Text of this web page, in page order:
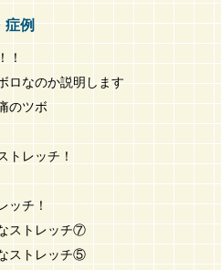
症例
！
ロなのか説明します
のツボ
トレッチ！
ッチ！
ストレッチ⑦
ストレッチ⑤